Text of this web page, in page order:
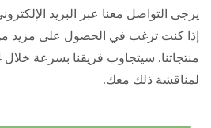
يرجى التواصل معنا عبر البريد
إذا كنت ترغب في الحصول على مزيد
لمناقشة ذلك معك.